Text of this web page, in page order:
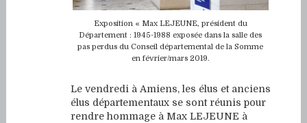
Exposition « Max LEJEUNE, président du
Département : 1945-1988 exposée dans la salle des
pas perdus du Conseil départemental de la Somme
en février/mars 2019.
Le vendredi à Amiens, les élus et anciens
élus départementaux se sont réunis pour
rendre hommage à Max LEJEUNE à